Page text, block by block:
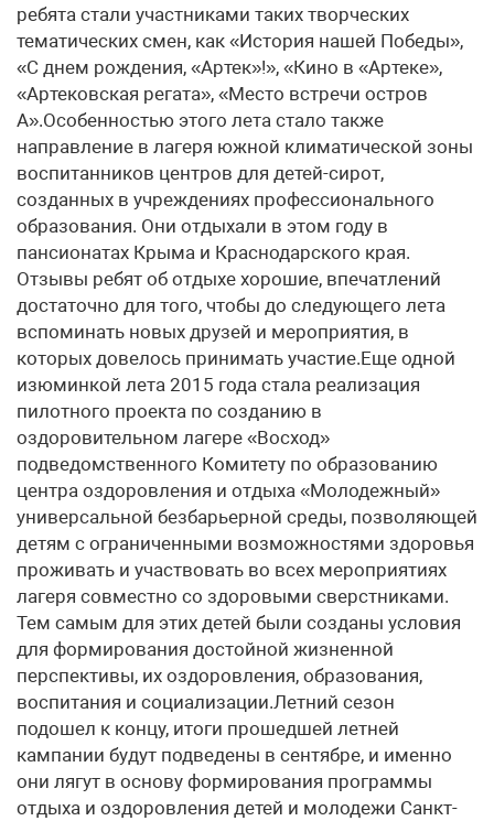
ребята стали участниками таких творческих
тематических смен, как «История нашей Победы»,
«С днем рождения, «Артек»!», «Кино в «Артеке»,
«Артековская регата», «Место встречи остров
А».Особенностью этого лета стало также
направление в лагеря южной климатической зоны
воспитанников центров для детей-сирот,
созданных в учреждениях профессионального
образования. Они отдыхали в этом году в
пансионатах Крыма и Краснодарского края.
Отзывы ребят об отдыхе хорошие, впечатлений
достаточно для того, чтобы до следующего лета
вспоминать новых друзей и мероприятия, в
которых довелось принимать участие.Еще одной
изюминкой лета 2015 года стала реализация
пилотного проекта по созданию в
оздоровительном лагере «Восход»
подведомственного Комитету по образованию
центра оздоровления и отдыха «Молодежный»
универсальной безбарьерной среды, позволяющей
детям с ограниченными возможностями здоровья
проживать и участвовать во всех мероприятиях
лагеря совместно со здоровыми сверстниками.
Тем самым для этих детей были созданы условия
для формирования достойной жизненной
перспективы, их оздоровления, образования,
воспитания и социализации.Летний сезон
подошел к концу, итоги прошедшей летней
кампании будут подведены в сентябре, и именно
они лягут в основу формирования программы
отдыха и оздоровления детей и молодежи Санкт-